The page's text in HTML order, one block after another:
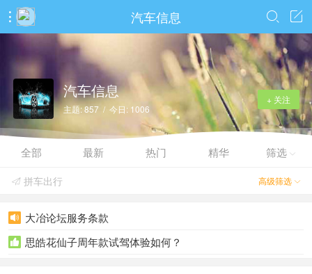
 汽车信息 

+ 关注
汽车信息
主题: 857 / 今日: 1006
全部 最新 热门 精华 筛选 
高级筛选 
 拼车出行
 大冶论坛服务条款
 思皓花仙子周年款试驾体验如何？